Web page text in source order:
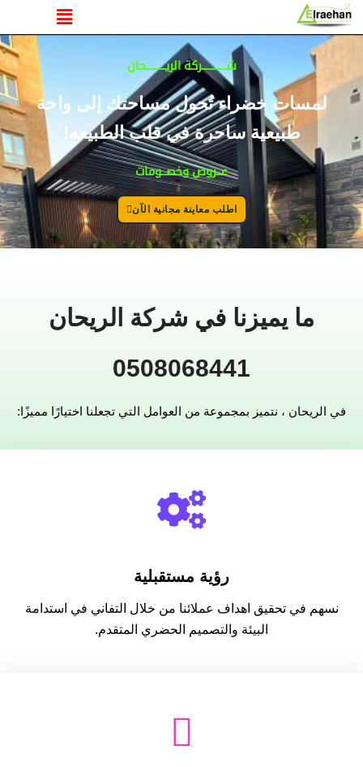
القائمة
شــــــــــركة الريــــــــحان
لمسات خضراء تُحول مساحتك إلى واحة
طبيعية ساحرة في قلب الطبيعه!
عــروض وخصــومات
اطلب معاينة مجانية الآن
ما يميزنا في شركة الريحان
0508068441
في الريحان ، نتميز بمجموعة من العوامل التي تجعلنا اختيارًا مميزًا:
رؤية مستقبلية
نسهم في تحقيق اهداف عملائنا من خلال التفاني في استدامة
البيئة والتصميم الحضري المتقدم.